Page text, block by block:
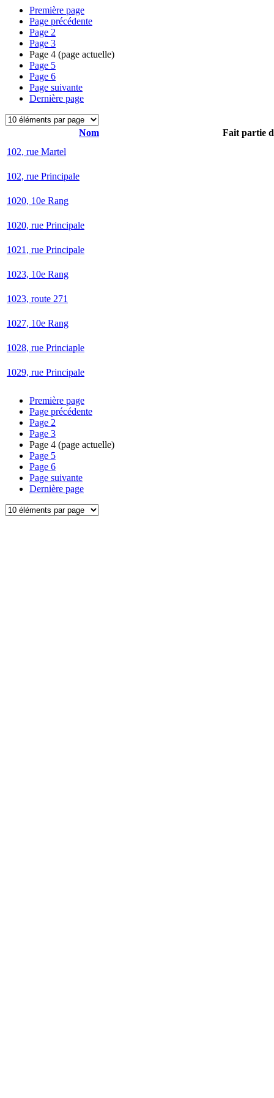
Première page
Page précédente
Page 2
Page 3
Page 4 (page actuelle)
Page 5
Page 6
Page suivante
Dernière page
Nom
Fait partie
102, rue Martel
102, rue Principale
1020, 10e Rang
1020, rue Principale
1021, rue Principale
1023, 10e Rang
1023, route 271
1027, 10e Rang
1028, rue Princiaple
1029, rue Principale
Première page
Page précédente
Page 2
Page 3
Page 4 (page actuelle)
Page 5
Page 6
Page suivante
Dernière page